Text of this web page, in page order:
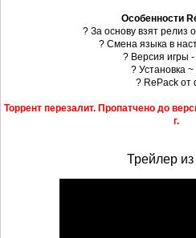
Особенности
? За основу взят релиз
? Смена языка в
? Версия игры
? Установка
? RePack от
Торрент перезалит. Пропатчено до
г.
Трейлер